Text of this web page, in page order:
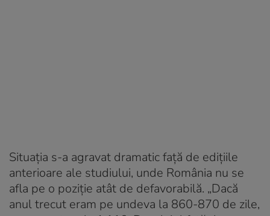
Situația s-a agravat dramatic față de edițiile
anterioare ale studiului, unde România nu se
afla pe o poziție atât de defavorabilă. „Dacă
anul trecut eram pe undeva la 860-870 de zile,